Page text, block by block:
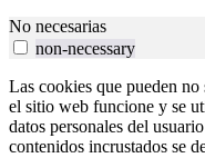
No necesarias
non-necessary
Las cookies que pueden no
el sitio web funcione y se
datos personales del
contenidos incrustados se